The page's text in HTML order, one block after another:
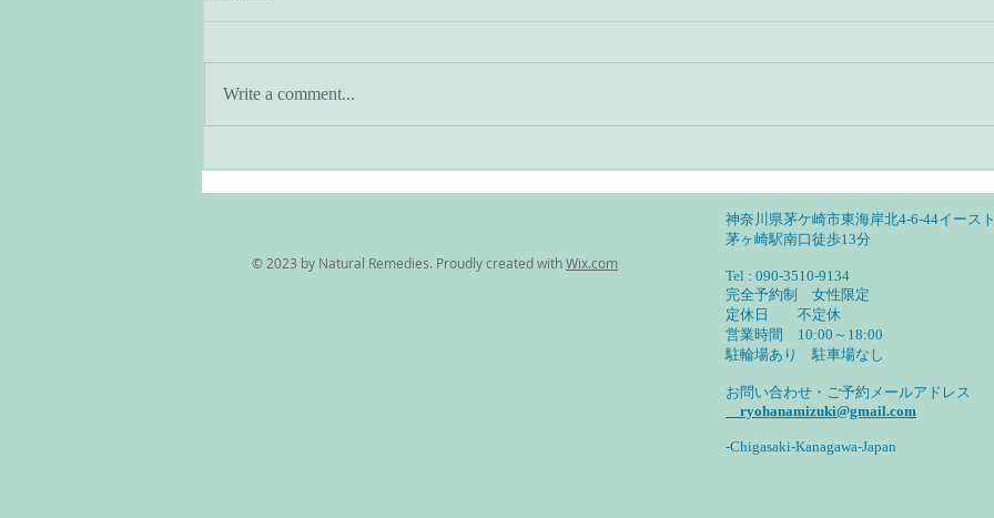
Write a comment...
© 2023 by Natural Remedies. Proudly created withWix.com
神奈川県茅ケ崎市東海岸北4-6-44イース
茅ヶ崎駅南口徒歩13分
Tel : 090-3510-9134
完全予約制 女性限定
定休日 不定休
営業時間 10:00～18:00
​駐輪場あり 駐車場なし
お問い合わせ・ご予約メールアドレス
ryohanamizuki@gmail.com
-Chigasaki-Kanagawa-Japan